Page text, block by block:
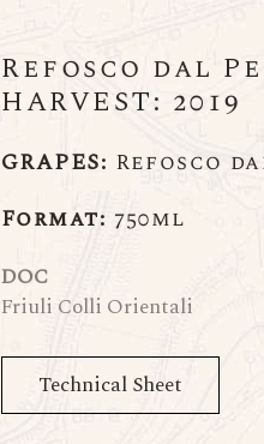
Refosco dal
HARVEST: 2019
GRAPES: Refosco
Format: 750ml
DOC
Friuli Colli Orientali
Technical Sheet